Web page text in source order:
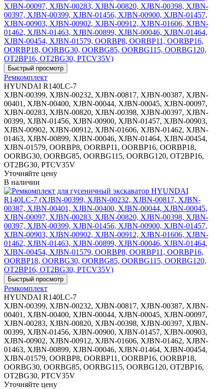
Ремкомплект
HYUNDAI R140LC-7
XJBN-00399, XJBN-00232, XJBN-00817, XJBN-00387, XJBN-
00401, XJBN-00400, XJBN-00044, XJBN-00045, XJBN-00097,
XJBN-00283, XJBN-00820, XJBN-00398, XJBN-00397, XJBN-
00399, XJBN-01456, XJBN-00900, XJBN-01457, XJBN-00903,
XJBN-00902, XJBN-00912, XJBN-01606, XJBN-01462, XJBN-
01463, XJBN-00899, XJBN-00046, XJBN-01464, XJBN-00454,
XJBN-01579, OORBP8, OORBP11, OORBP16, OORBP18,
OORBG30, OORBG85, OORBG115, OORBG120, OT2BP16,
OT2BG30, PTCV35V
Уточняйте цену
В наличии
Ремкомплект
HYUNDAI R140LC-7
XJBN-00399, XJBN-00232, XJBN-00817, XJBN-00387, XJBN-
00401, XJBN-00400, XJBN-00044, XJBN-00045, XJBN-00097,
XJBN-00283, XJBN-00820, XJBN-00398, XJBN-00397, XJBN-
00399, XJBN-01456, XJBN-00900, XJBN-01457, XJBN-00903,
XJBN-00902, XJBN-00912, XJBN-01606, XJBN-01462, XJBN-
01463, XJBN-00899, XJBN-00046, XJBN-01464, XJBN-00454,
XJBN-01579, OORBP8, OORBP11, OORBP16, OORBP18,
OORBG30, OORBG85, OORBG115, OORBG120, OT2BP16,
OT2BG30, PTCV35V
Уточняйте цену